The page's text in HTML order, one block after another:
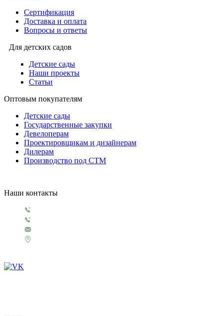
Сертификация
Доставка и оплата
Вопросы и ответы
Для детских садов
Детские сады
Наши проекты
Статьи
Оптовым покупателям
Детские сады
Государственные закупки
Девелоперам
Проектировщикам и дизайнерам
Дилерам
Производство под СТМ
Наши контакты